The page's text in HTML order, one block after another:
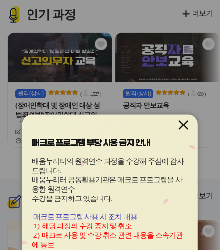
콘
콘
인기 과정
관
심
아
이
콘
원격 (상시) ( 1,527)
(장애인학대 및 장애인 대상 성
범죄 예방)장애인학대 신고의무
자 교육
교육기간
26.03.03 ~ 26.12.20
관
심
원격 (상시) ( 639)
공직자 안보교육
26.02.03 ~ 26.12.20
교육기간
슬
라
이
드
버
튼
이
전
슬
라
이
드
다
음
더보기
신규과정
관
심
관
심
더보기
매크로 프로그램 부당 사용 금지 안내
배움누리터의 원격연수 과정을 수강해 주심에 감사
드립니다.
배움누리터 공동활용기관은 매크로 프로그램을 사
용한원격연수
수강을 금지하고 있습니다.
매크로 프로그램 사용 시 조치 내용
1) 해당 과정의 수강 중지 및 취소
2) 매크로 사용 및 수강 취소 관련 내용을 소속기관
에 통보